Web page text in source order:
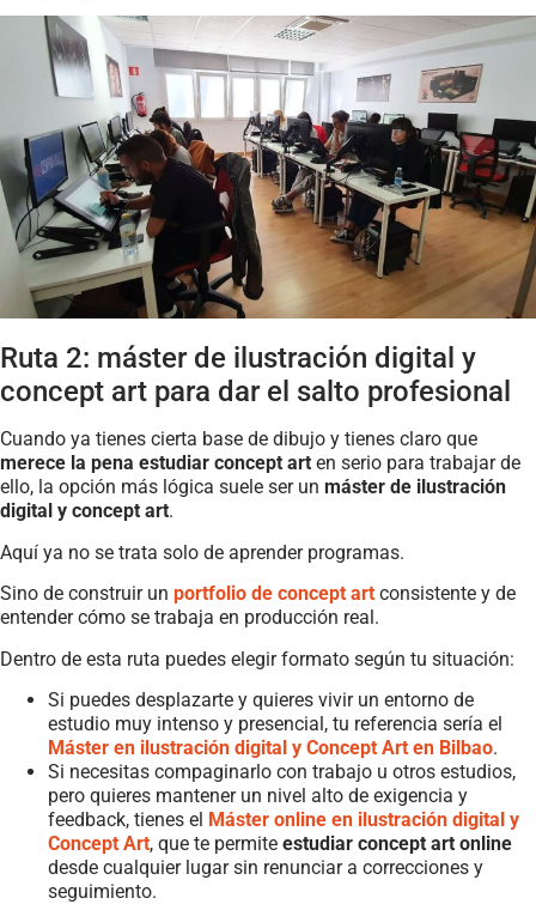
Ruta 2: máster de ilustración digital y
concept art para dar el salto profesional
Cuando ya tienes cierta base de dibujo y tienes claro que
merece la pena estudiar concept art en serio para trabajar de
ello, la opción más lógica suele ser un máster de ilustración
digital y concept art.
Aquí ya no se trata solo de aprender programas.
Sino de construir un portfolio de concept art consistente y de
entender cómo se trabaja en producción real.
Dentro de esta ruta puedes elegir formato según tu situación:
Si puedes desplazarte y quieres vivir un entorno de
estudio muy intenso y presencial, tu referencia sería el
Máster en ilustración digital y Concept Art en Bilbao.
Si necesitas compaginarlo con trabajo u otros estudios,
pero quieres mantener un nivel alto de exigencia y
feedback, tienes el Máster online en ilustración digital y
Concept Art, que te permite estudiar concept art online
desde cualquier lugar sin renunciar a correcciones y
seguimiento.